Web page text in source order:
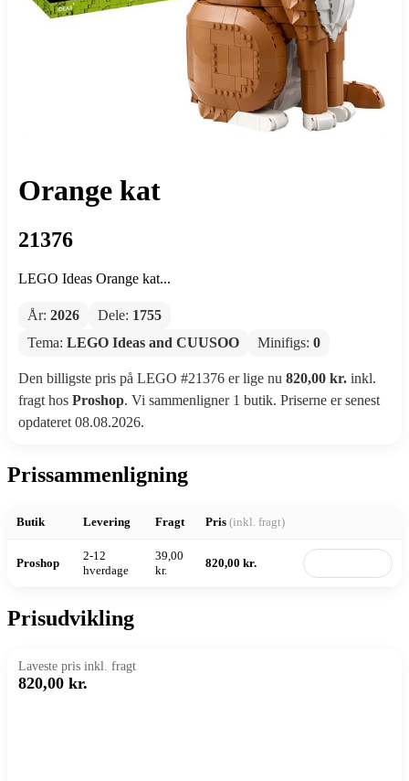
Orange kat
21376
LEGO Ideas Orange kat...
År: 2026 Dele: 1755
Tema: LEGO Ideas and CUUSOO Minifigs: 0
Den billigste pris på LEGO #21376 er lige nu 820,00 kr. inkl.
fragt hos Proshop. Vi sammenligner 1 butik. Priserne er senest
opdateret 08.08.2026.
Prissammenligning
Butik Levering Fragt Pris (inkl. fragt)
Proshop
2-12
hverdage
39,00
kr.
820,00 kr.
Prisudvikling
Laveste pris inkl. fragt
820,00 kr.